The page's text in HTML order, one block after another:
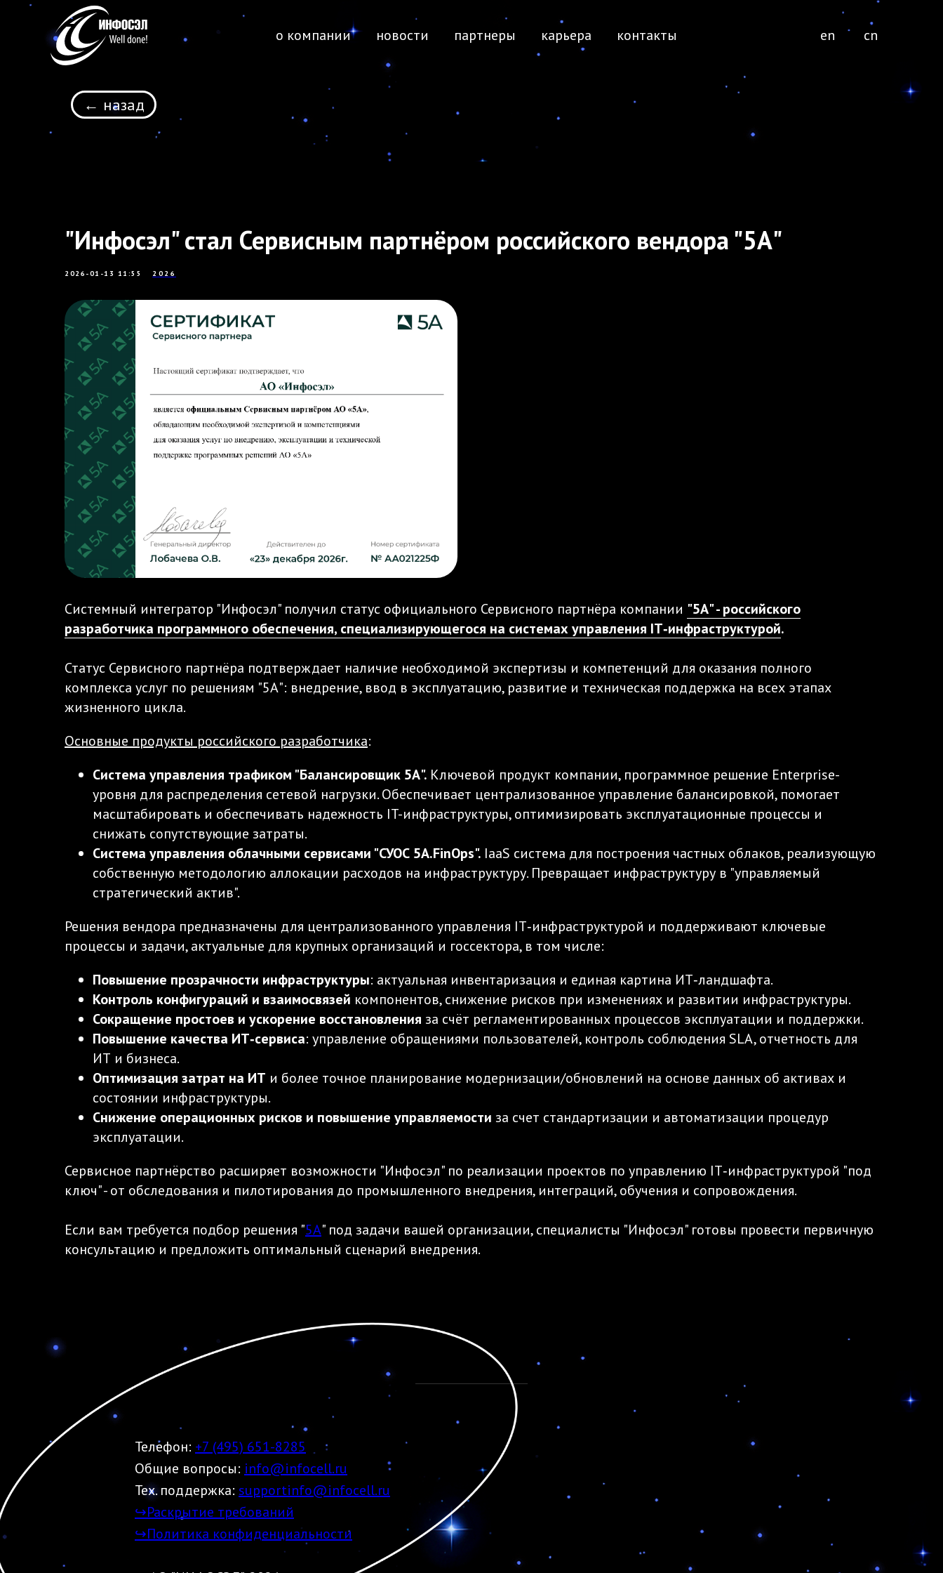
о компании новости партнеры карьера контакты en cn
← назад
"Инфосэл" стал Сервисным партнёром российского вендора "5А"
2026-01-13 11:55 2026
Системный интегратор "Инфосэл" получил статус официального Сервисного партнёра компании "5А" - российского
разработчика программного обеспечения, специализирующегося на системах управления IT‑инфраструктурой.
Статус Сервисного партнёра подтверждает наличие необходимой экспертизы и компетенций для оказания полного
комплекса услуг по решениям "5А": внедрение, ввод в эксплуатацию, развитие и техническая поддержка на всех этапах
жизненного цикла.
Основные продукты российского разработчика:
Система управления трафиком "Балансировщик 5А". Ключевой продукт компании, программное решение Enterprise-
уровня для распределения сетевой нагрузки. Обеспечивает централизованное управление балансировкой, помогает
масштабировать и обеспечивать надежность IT-инфраструктуры, оптимизировать эксплуатационные процессы и
снижать сопутствующие затраты.
Система управления облачными сервисами "СУОС 5А.FinOps". IaaS система для построения частных облаков, реализующую
собственную методологию аллокации расходов на инфраструктуру. Превращает инфраструктуру в "управляемый
стратегический актив".
Решения вендора предназначены для централизованного управления IT‑инфраструктурой и поддерживают ключевые
процессы и задачи, актуальные для крупных организаций и госсектора, в том числе:
Повышение прозрачности инфраструктуры: актуальная инвентаризация и единая картина ИТ‑ландшафта.
Контроль конфигураций и взаимосвязей компонентов, снижение рисков при изменениях и развитии инфраструктуры.
Сокращение простоев и ускорение восстановления за счёт регламентированных процессов эксплуатации и поддержки.
Повышение качества ИТ‑сервиса: управление обращениями пользователей, контроль соблюдения SLA, отчетность для
ИТ и бизнеса.
Оптимизация затрат на ИТ и более точное планирование модернизации/обновлений на основе данных об активах и
состоянии инфраструктуры.
Снижение операционных рисков и повышение управляемости за счет стандартизации и автоматизации процедур
эксплуатации.
Сервисное партнёрство расширяет возможности "Инфосэл" по реализации проектов по управлению IT‑инфраструктурой "под
ключ" - от обследования и пилотирования до промышленного внедрения, интеграций, обучения и сопровождения.
Если вам требуется подбор решения "5А" под задачи вашей организации, специалисты "Инфосэл" готовы провести первичную
консультацию и предложить оптимальный сценарий внедрения.
Телефон: +7 (495) 651-8285
Общие вопросы: info@infocell.ru
Тех. поддержка: supportinfo@infocell.ru
↪Раскрытие требований
↪Политика конфиденциальности